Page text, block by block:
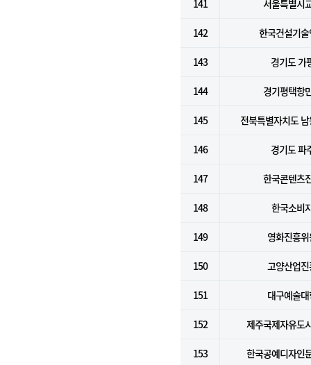
141 서울특별시
142 한국건설기
143 경기도 가
144 경기평택항
145 전북특별자치도
146 경기도 파
147 한국콘텐츠
148 한국소비
149 영화진흥
150 고양산업
151 대구예술
152 제주국제자유도
153 한국공예디자인